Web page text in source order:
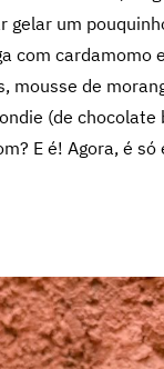
um
com cardamomo
mousse de
(de
E é! Agora, é